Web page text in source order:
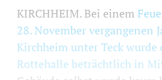
KIRCHHEIM. Bei einem
28. November vergangenen
Kirchheim unter Teck
Rottehalle beträchtlich in